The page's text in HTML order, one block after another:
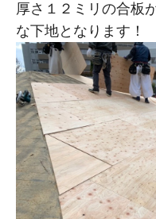
厚さ１２ミリの合板
な下地となります！